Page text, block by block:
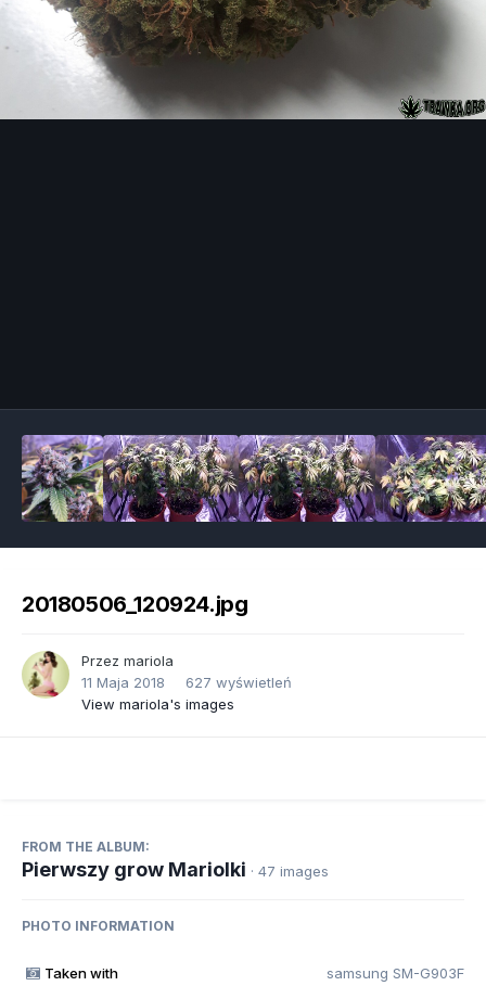
20180506_120924.jpg
Przez mariola
11 Maja 2018
627 wyświetleń
View mariola's images
FROM THE ALBUM:
Pierwszy grow Mariolki · 47 images
PHOTO INFORMATION
Taken with samsung SM-G903F